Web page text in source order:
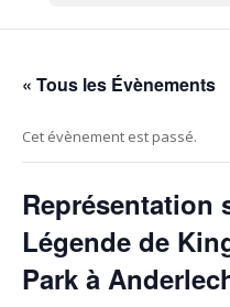
« Tous les Évènements
Cet évènement est passé.
Représentation
Légende de
Park à